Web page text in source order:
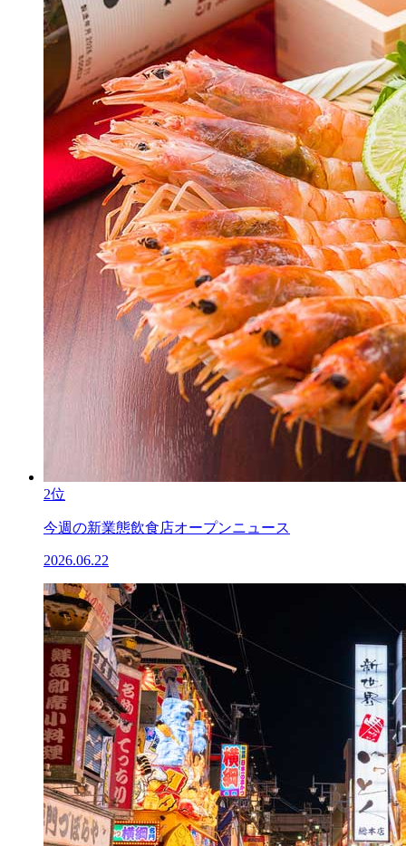
2位
今週の新業態飲食店オープンニュース
2026.06.22